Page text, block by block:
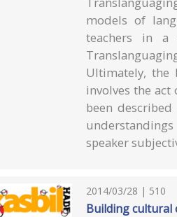
models of
teachers in a
Ultimately, the
involves the act
been
speaker
2014/03/28 | 510
Building cultural